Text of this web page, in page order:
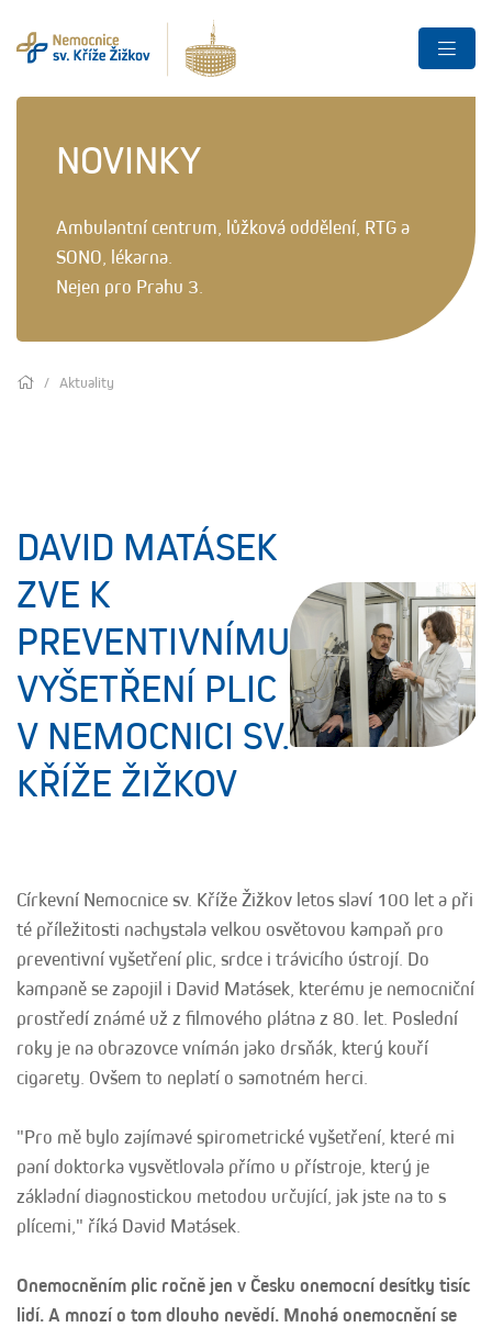
NOVINKY
Ambulantní centrum, lůžková oddělení, RTG a
SONO, lékarna.
Nejen pro Prahu 3.
Aktuality
DAVID MATÁSEK
ZVE K
PREVENTIVNÍMU
VYŠETŘENÍ PLIC
V NEMOCNICI SV.
KŘÍŽE ŽIŽKOV
Církevní Nemocnice sv. Kříže Žižkov letos slaví 100 let a při
té příležitosti nachystala velkou osvětovou kampaň pro
preventivní vyšetření plic, srdce i trávicího ústrojí. Do
kampaně se zapojil i David Matásek, kterému je nemocniční
prostředí známé už z filmového plátna z 80. let. Poslední
roky je na obrazovce vnímán jako drsňák, který kouří
cigarety. Ovšem to neplatí o samotném herci.
"Pro mě bylo zajímavé spirometrické vyšetření, které mi
paní doktorka vysvětlovala přímo u přístroje, který je
základní diagnostickou metodou určující, jak jste na to s
plícemi," říká David Matásek.
Onemocněním plic ročně jen v Česku onemocní desítky tisíc
lidí. A mnozí o tom dlouho nevědí. Mnohá onemocnění se